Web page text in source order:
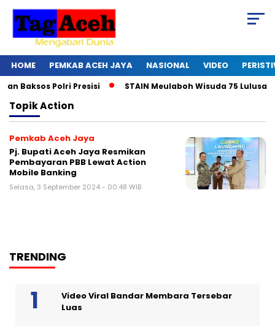
HOME PEMKAB ACEH JAYA NASIONAL VIDEO
Baksos Polri Presisi STAIN Meulaboh Wisuda 75 Lulusan
TopikAction
Pemkab Aceh Jaya
Pj. Bupati Aceh Jaya Resmikan
Pembayaran PBB Lewat Action
Mobile Banking
Selasa, 3 September 2024 - 00:48 WIB
TRENDING
Video Viral Bandar Membara Tersebar
Luas